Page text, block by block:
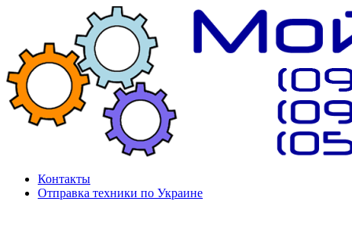
Контакты
Отправка техники по Украине